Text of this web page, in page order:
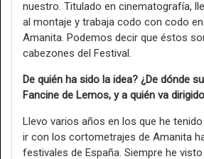
nuestro. Titulado en cinematografía,
al montaje y trabaja codo con codo
Amanita. Podemos decir que éstos
cabezones del Festival.
De quién ha sido la idea? ¿De dónde
Fancine de Lemos, y a quién va
Llevo varios años en los que he
ir con los cortometrajes de Amanita
festivales de España. Siempre he